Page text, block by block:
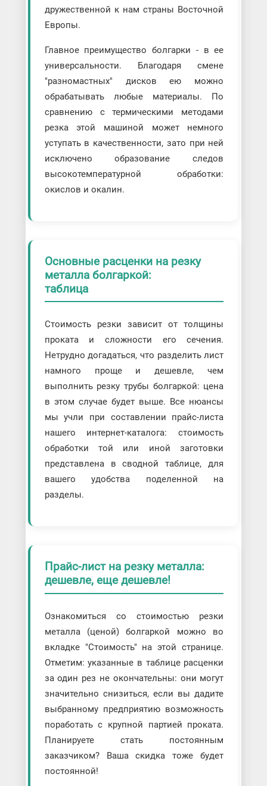
дружественной к нам страны Восточной
Европы.
Главное преимущество болгарки - в ее
универсальности. Благодаря смене
"разномастных" дисков ею можно
обрабатывать любые материалы. По
сравнению с термическими методами
резка этой машиной может немного
уступать в качественности, зато при ней
исключено образование следов
высокотемпературной обработки:
окислов и окалин.
Основные расценки на резку
металла болгаркой:
таблица
Стоимость резки зависит от толщины
проката и сложности его сечения.
Нетрудно догадаться, что разделить лист
намного проще и дешевле, чем
выполнить резку трубы болгаркой: цена
в этом случае будет выше. Все нюансы
мы учли при составлении прайс-листа
нашего интернет-каталога: стоимость
обработки той или иной заготовки
представлена в сводной таблице, для
вашего удобства поделенной на
разделы.
Прайс-лист на резку металла:
дешевле, еще дешевле!
Ознакомиться со стоимостью резки
металла (ценой) болгаркой можно во
вкладке "Стоимость" на этой странице.
Отметим: указанные в таблице расценки
за один рез не окончательны: они могут
значительно снизиться, если вы дадите
выбранному предприятию возможность
поработать с крупной партией проката.
Планируете стать постоянным
заказчиком? Ваша скидка тоже будет
постоянной!